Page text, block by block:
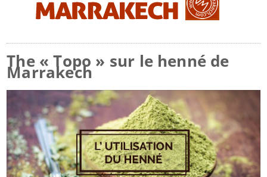
The « Topo » sur le henné de
Marrakech